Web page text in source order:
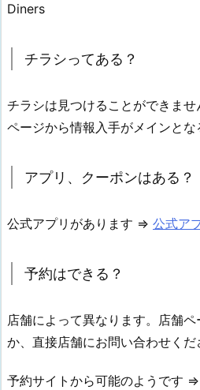
Diners
チラシってある？
チラシは見つけることができま
ページから情報入手がメインとな
アプリ、クーポンはある？
公式アプリがあります ⇒ 公式ア
予約はできる？
店舗によって異なります。店舗ペ
か、直接店舗にお問い合わせくだ
予約サイトから可能のようです ⇒